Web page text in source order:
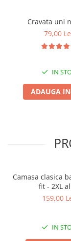
Cravata uni
79,00
IN
ADAUGA IN
Camasa clasica
fit - 2XL
159,00
IN